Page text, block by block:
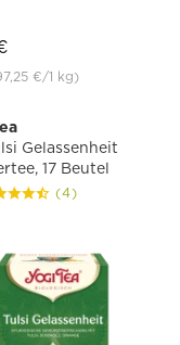
€/1 kg)
Gelassenheit
17 Beutel
(4)